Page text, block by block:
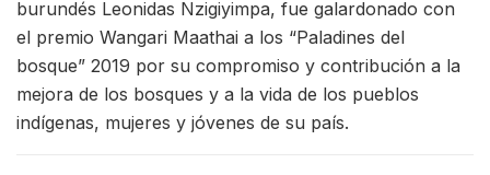
burundés Leonidas Nzigiyimpa, fue galardonado con
el premio Wangari Maathai a los “Paladines del
bosque” 2019 por su compromiso y contribución a la
mejora de los bosques y a la vida de los pueblos
indígenas, mujeres y jóvenes de su país.